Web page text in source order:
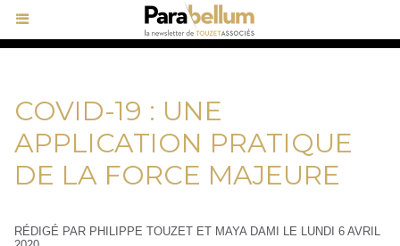
COVID-19 : UNE
APPLICATION PRATIQUE
DE LA FORCE MAJEURE
RÉDIGÉ PAR PHILIPPE TOUZET ET MAYA DAMI LE LUNDI 6 AVRIL